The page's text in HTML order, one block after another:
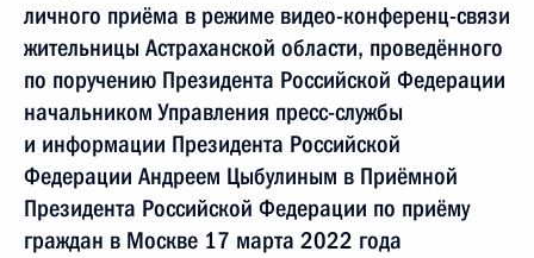
личного приёма в режиме видео-конференц-связи
жительницы Астраханской области, проведённого
по поручению Президента Российской Федерации
начальником Управления пресс-службы
и информации Президента Российской
Федерации Андреем Цыбулиным в Приёмной
Президента Российской Федерации по приёму
граждан в Москве 17 марта 2022 года